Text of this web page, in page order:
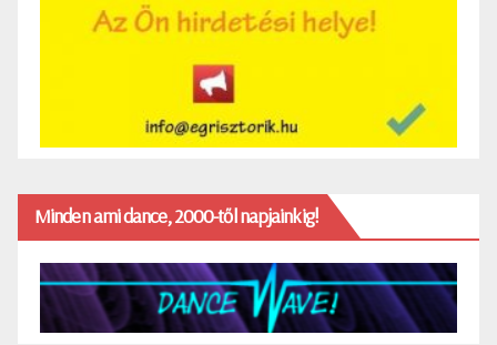
Minden ami dance, 2000-től napjainkig!